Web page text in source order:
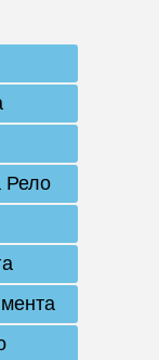
Рело